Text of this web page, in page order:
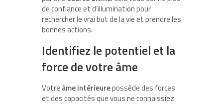
de confiance et d’illumination pour
rechercher le vrai but de la vie et prendre les
bonnes actions.
Identifiez le potentiel et la
force de votre âme
Votre âme intérieurepossède des forces
et des capacités que vous ne connaissiez